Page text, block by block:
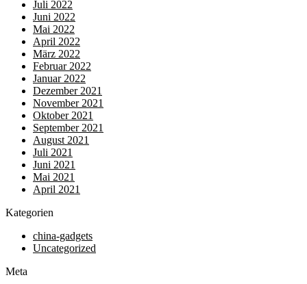
Juli 2022
Juni 2022
Mai 2022
April 2022
März 2022
Februar 2022
Januar 2022
Dezember 2021
November 2021
Oktober 2021
September 2021
August 2021
Juli 2021
Juni 2021
Mai 2021
April 2021
Kategorien
china-gadgets
Uncategorized
Meta